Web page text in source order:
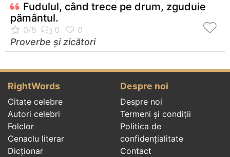
Fudulul, când trece pe drum, zguduie
pământul.
Proverbe și zicători
RightWords
Citate celebre
Autori celebri
Folclor
Cenaclu literar
Dicționar
Despre noi
Despre noi
Termeni și condiții
Politica de
confidenţialitate
Contact